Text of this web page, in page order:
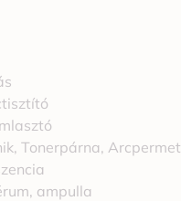
Tonerpárna, Arcpermet
ampulla